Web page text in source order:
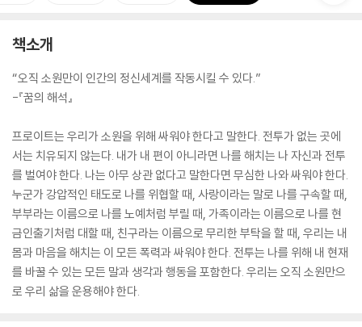
책소개
“오직 소원만이 인간의 정신세계를 작동시킬 수 있다.”
-『꿈의 해석』
프로이트는 우리가 소원을 위해 싸워야 한다고 말한다. 전투가 없는 곳에
서는 치유되지 않는다. 내가 내 편이 아니라면 나를 해치는 나 자신과 전투
를 벌여야 한다. 나는 아무 상관 없다고 말한다면 무심한 나와 싸워야 한다.
누군가 강압적인 태도로 나를 위협할 때, 사랑이라는 말로 나를 구속할 때,
부부라는 이름으로 나를 노예처럼 부릴 때, 가족이라는 이름으로 나를 현
금인출기처럼 대할 때, 친구라는 이름으로 무리한 부탁을 할 때, 우리는 내
몸과 마음을 해치는 이 모든 폭력과 싸워야 한다. 전투는 나를 위해 내 현재
를 바꿀 수 있는 모든 말과 생각과 행동을 포함한다. 우리는 오직 소원만으
로 우리 삶을 운용해야 한다.